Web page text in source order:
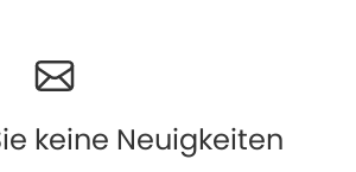
keine Neuigkeiten